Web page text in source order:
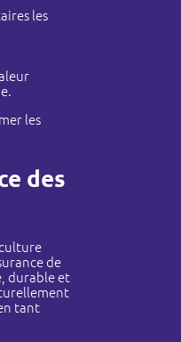
les
les
des
de
durable et
tant